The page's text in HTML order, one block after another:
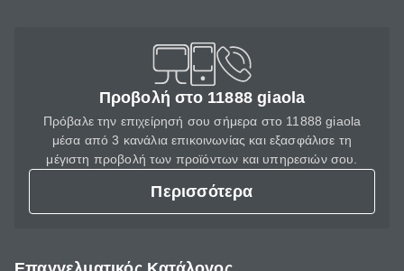
Προβολή στο 11888 giaola
Πρόβαλε την επιχείρησή σου σήμερα στο 11888 giaola
μέσα από 3 κανάλια επικοινωνίας και εξασφάλισε τη
μέγιστη προβολή των προϊόντων και υπηρεσιών σου.
Περισσότερα